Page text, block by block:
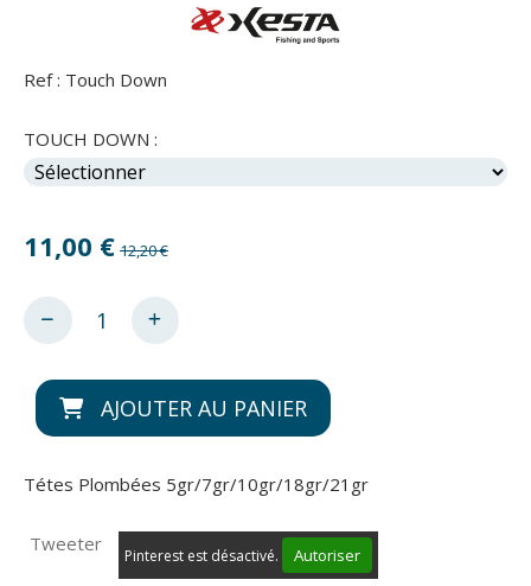
Ref : Touch Down
TOUCH DOWN :
11,00 € 12,20 €
AJOUTER AU PANIER
Tétes Plombées 5gr/7gr/10gr/18gr/21gr
Tweeter
Pinterest est désactivé. Autoriser